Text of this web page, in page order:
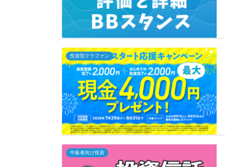
投資型クラファン
中級者向け投資